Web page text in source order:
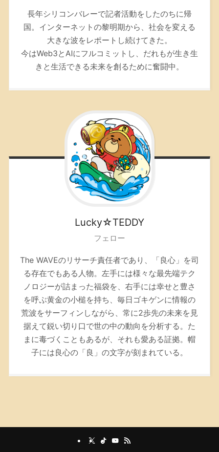
長年シリコンバレーで記者活動をしたのちに帰
国。インターネットの黎明期から、社会を変える
大きな波をレポートし続けてきた。
今はWeb3とAIにフルコミットし、だれもが生き生
きと生活できる未来を創るために奮闘中。
Lucky☆TEDDY
フェロー
The WAVEのリサーチ責任者であり、「良心」を司
る存在でもある人物。左手には様々な最先端テク
ノロジーが詰まった福袋を、右手には幸せと豊さ
を呼ぶ黄金の小槌を持ち、毎日ゴキゲンに情報の
荒波をサーフィンしながら、常に2歩先の未来を見
据えて鋭い切り口で世の中の動向を分析する。た
まに毒づくこともあるが、それも愛ある証拠。帽
子には良心の「良」の文字が刻まれている。